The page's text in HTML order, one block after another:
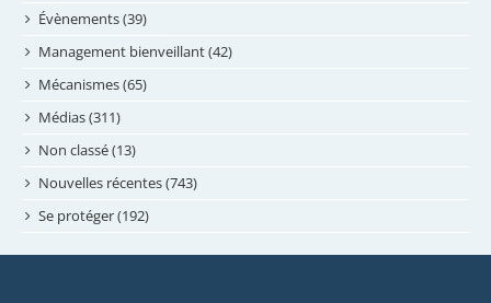
mai 2024
avril 2024
février 2024
janvier 2024
novembre 2023
octobre 2023
septembre 2023
Évènements (39)
Management bienveillant (42)
Mécanismes (65)
Médias (311)
Non classé (13)
Nouvelles récentes (743)
Se protéger (192)